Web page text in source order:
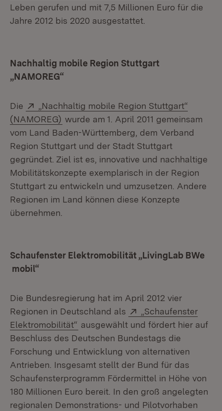
Leben gerufen und mit 7,5 Millionen Euro für die
Jahre 2012 bis 2020 ausgestattet.
Nachhaltig mobile Region Stuttgart
„NAMOREG“
Die Extern:
„Nachhaltig mobile Region Stuttgart“
(NAMOREG) wurde am 1. April 2011 gemeinsam
vom Land Baden-Württemberg, dem Verband
Region Stuttgart und der Stadt Stuttgart
gegründet. Ziel ist es, innovative und nachhaltige
Mobilitätskonzepte exemplarisch in der Region
Stuttgart zu entwickeln und umzusetzen. Andere
Regionen im Land können diese Konzepte
übernehmen.
Schaufenster Elektromobilität „LivingLab BWe
mobil“
Die Bundesregierung hat im April 2012 vier
Regionen in Deutschland als
Extern:
„Schaufenster
Elektromobilität“ ausgewählt und fördert hier auf
Beschluss des Deutschen Bundestags die
Forschung und Entwicklung von alternativen
Antrieben. Insgesamt stellt der Bund für das
Schaufensterprogramm Fördermittel in Höhe von
180 Millionen Euro bereit. In den groß angelegten
regionalen Demonstrations- und Pilotvorhaben